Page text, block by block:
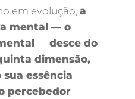
em evolução, a
mental — o
— desce do
dimensão,
essência
percebedor